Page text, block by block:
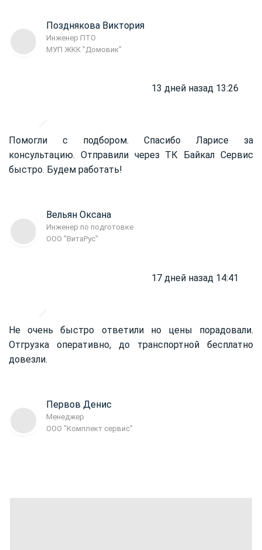
Позднякова Виктория
Инженер ПТО
МУП ЖКК "Домовик"
13 дней назад 13:26
Помогли с подбором. Спасибо Ларисе за
консультацию. Отправили через ТК Байкал Сервис
быстро. Будем работать!
Вельян Оксана
Инженер по подготовке
ООО "ВитаРус"
17 дней назад 14:41
Не очень быстро ответили но цены порадовали.
Отгрузка оперативно, до транспортной бесплатно
довезли.
Первов Денис
Менеджер
ООО "Комплект сервис"